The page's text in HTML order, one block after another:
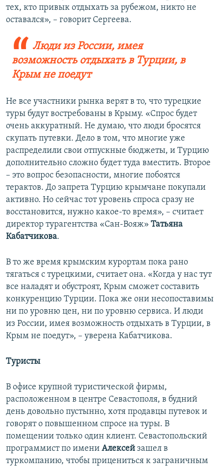
тех, кто привык отдыхать за рубежом, никто не
оставался», – говорит Сергеева.
Люди из России, имея
возможность отдыхать в Турции, в
Крым не поедут
Не все участники рынка верят в то, что турецкие
туры будут востребованы в Крыму. «Спрос будет
очень аккуратный. Не думаю, что люди бросятся
скупать путевки. Дело в том, что многие уже
распределили свои отпускные бюджеты, и Турцию
дополнительно сложно будет туда вместить. Второе
– это вопрос безопасности, многие побоятся
терактов. До запрета Турцию крымчане покупали
активно. Но сейчас тот уровень спроса сразу не
восстановится, нужно какое-то время», – считает
директор турагентства «Сан-Вояж» Татьяна
Кабатчикова.
В то же время крымским курортам пока рано
тягаться с турецкими, считает она. «Когда у нас тут
все наладят и обустроят, Крым сможет составить
конкуренцию Турции. Пока же они несопоставимы
ни по уровню цен, ни по уровню сервиса. И люди
из России, имея возможность отдыхать в Турции, в
Крым не поедут», – уверена Кабатчикова.
Туристы
В офисе крупной туристической фирмы,
расположенном в центре Севастополя, в будний
день довольно пустынно, хотя продавцы путевок и
говорят о повышенном спросе на туры. В
помещении только один клиент. Севастопольский
программист по имени Алексей зашел в
туркомпанию, чтобы прицениться к заграничным